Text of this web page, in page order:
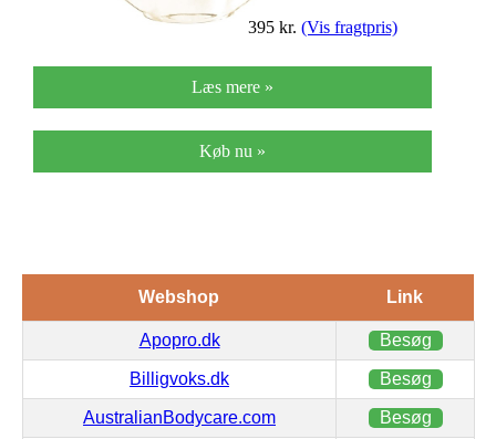
395 kr. (Vis fragtpris)
Læs mere »
Køb nu »
Webshop Link
Apopro.dk Besøg
Billigvoks.dk Besøg
AustralianBodycare.com Besøg